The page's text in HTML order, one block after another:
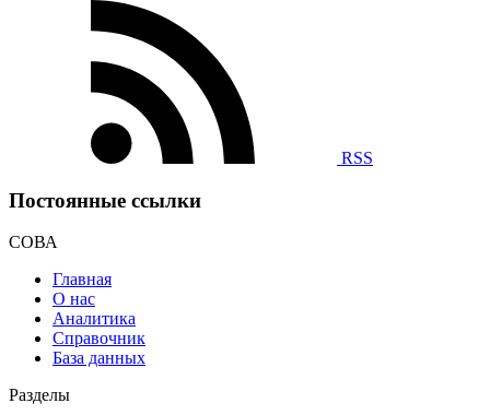
RSS
Постоянные ссылки
СОВА
Главная
О нас
Аналитика
Справочник
База данных
Разделы